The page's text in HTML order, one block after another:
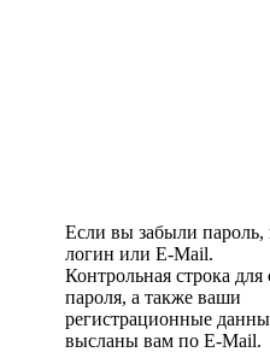
Если вы забыли пароль,
логин или E-Mail.
Контрольная строка
пароля, а также ваши
регистрационные
высланы вам по E-Mail.